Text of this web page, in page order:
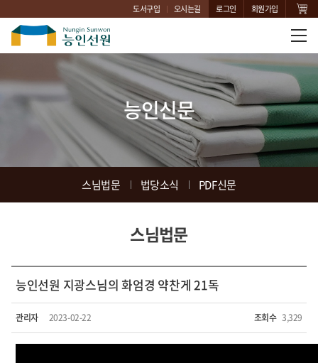
도서구입 오시는길 로그인 회원가입
능인신문
스님법문 법당소식 PDF신문
스님법문
능인선원 지광스님의 화엄경 약찬게 21독
관리자 2023-02-22 조회수 3,329